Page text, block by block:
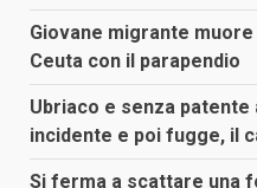
Giovane migrante
Ceuta con il parapendio
Ubriaco e senza patente
incidente e poi fugge, il
Si ferma a scattare una